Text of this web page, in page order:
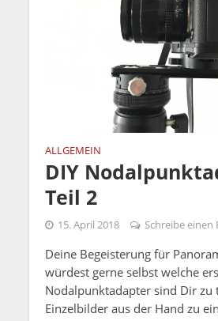
ALLGEMEIN
DIY
Teil 2
15. April 2018 Schreibe
Deine Begeisterung für
würdest gerne selbst welche
Nodalpunktadapter sind Dir zu
Einzelbilder aus der Hand zu